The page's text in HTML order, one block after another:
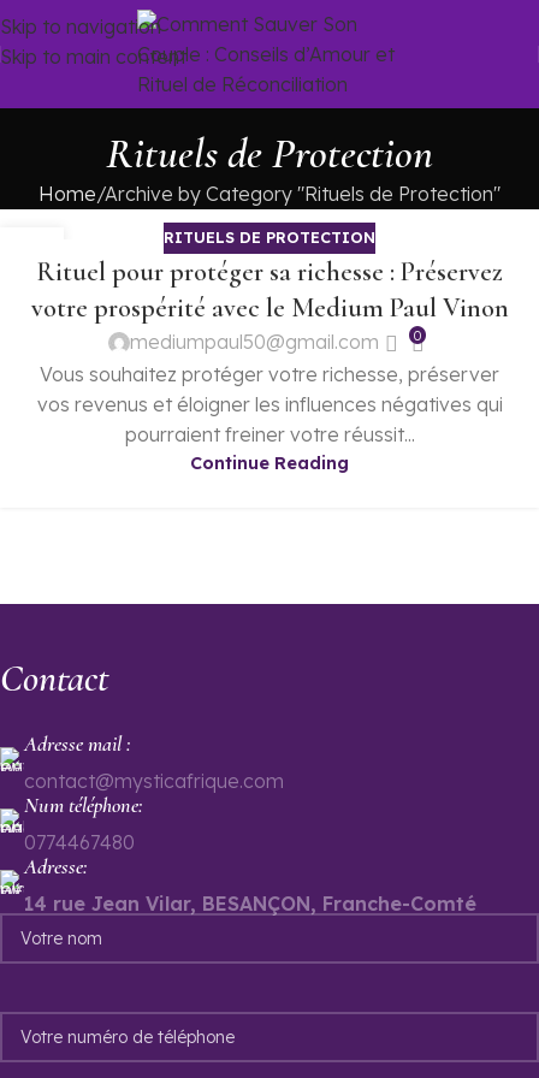
Skip to navigation
Skip to main content
Rituels de Protection
Home Archive by Category "Rituels de Protection"
JUIL
RITUELS DE PROTECTION
Rituel pour protéger sa richesse : Préservez
votre prospérité avec le Medium Paul Vinon
mediumpaul50@gmail.com 0
Vous souhaitez protéger votre richesse, préserver
vos revenus et éloigner les influences négatives qui
pourraient freiner votre réussit...
Continue Reading
Contact
Adresse mail :
contact@mysticafrique.com
Num téléphone:
0774467480
Adresse:
14 rue Jean Vilar, BESANÇON, Franche-Comté